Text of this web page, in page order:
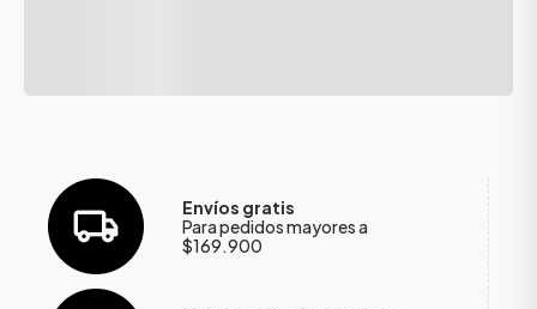
Envíos gratis
Para pedidos mayores a
$169.900